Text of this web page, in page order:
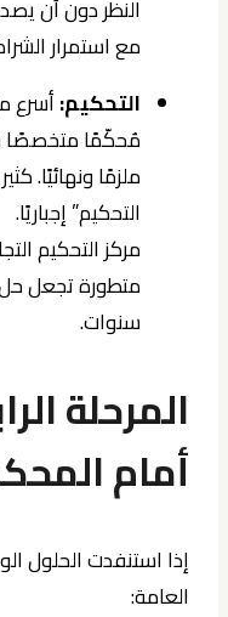
النظر دون أن
مع استمرار
التحكيم:أسرع
مُحكّمًا متخصصًا
ملزمًا ونهائيًا.
التحكيم” إجباريًا.
مركز التحكيم
متطورة تجعل
سنوات.
المرحلة
أمام
إذا استنفدت الحلول
العامة: